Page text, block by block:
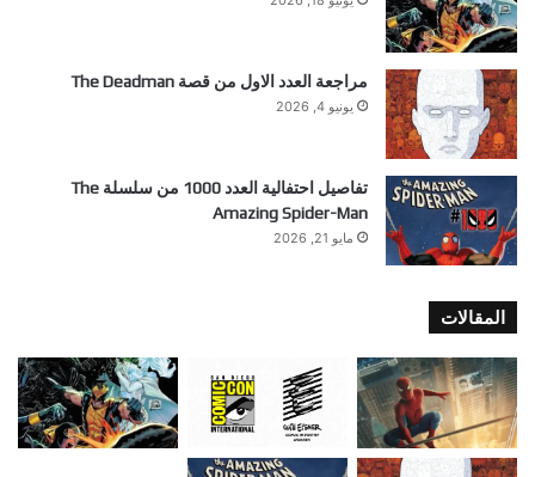
مراجعة العدد الاول من قصة The Deadman
يونيو 4, 2026
تفاصيل احتفالية العدد 1000 من سلسلة The
Amazing Spider-Man
مايو 21, 2026
المقالات